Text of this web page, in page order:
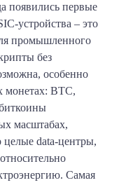
появились первые
устройства – это
промышленного
без
особенно
монетах: BTC,
масштабах,
целые data-центры,
Самая